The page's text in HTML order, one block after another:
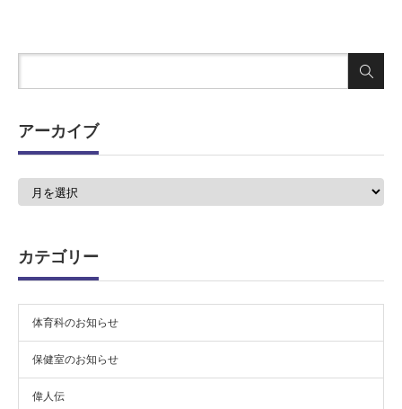
アーカイブ
カテゴリー
体育科のお知らせ
保健室のお知らせ
偉人伝